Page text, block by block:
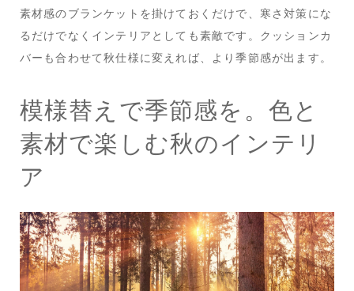
素材感のブランケットを掛けておくだけで、寒さ対策にな
るだけでなくインテリアとしても素敵です。クッションカ
バーも合わせて秋仕様に変えれば、より季節感が出ます。
模様替えで季節感を。色と
素材で楽しむ秋のインテリ
ア